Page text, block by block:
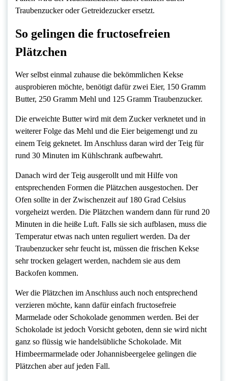
Traubenzucker oder Getreidezucker ersetzt.
So gelingen die fructosefreien
Plätzchen
Wer selbst einmal zuhause die bekömmlichen Kekse
ausprobieren möchte, benötigt dafür zwei Eier, 150 Gramm
Butter, 250 Gramm Mehl und 125 Gramm Traubenzucker.
Die erweichte Butter wird mit dem Zucker verknetet und in
weiterer Folge das Mehl und die Eier beigemengt und zu
einem Teig geknetet. Im Anschluss daran wird der Teig für
rund 30 Minuten im Kühlschrank aufbewahrt.
Danach wird der Teig ausgerollt und mit Hilfe von
entsprechenden Formen die Plätzchen ausgestochen. Der
Ofen sollte in der Zwischenzeit auf 180 Grad Celsius
vorgeheizt werden. Die Plätzchen wandern dann für rund 20
Minuten in die heiße Luft. Falls sie sich aufblasen, muss die
Temperatur etwas nach unten reguliert werden. Da der
Traubenzucker sehr feucht ist, müssen die frischen Kekse
sehr trocken gelagert werden, nachdem sie aus dem
Backofen kommen.
Wer die Plätzchen im Anschluss auch noch entsprechend
verzieren möchte, kann dafür einfach fructosefreie
Marmelade oder Schokolade genommen werden. Bei der
Schokolade ist jedoch Vorsicht geboten, denn sie wird nicht
ganz so flüssig wie handelsübliche Schokolade. Mit
Himbeermarmelade oder Johannisbeergelee gelingen die
Plätzchen aber auf jeden Fall.